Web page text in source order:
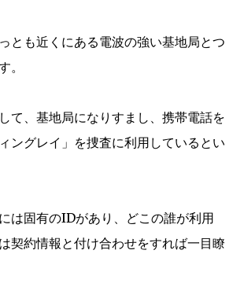
とも近くにある電波の強い基地局とつ
。
て、基地局になりすまし、携帯電話を
ングレイ」を捜査に利用しているとい
は固有のIDがあり、どこの誰が利用
契約情報と付け合わせをすれば一目瞭